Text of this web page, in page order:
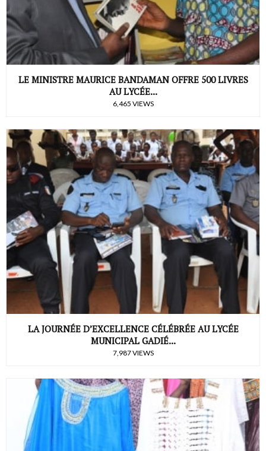
LE MINISTRE MAURICE BANDAMAN OFFRE 500 LIVRES
AU LYCÉE...
6,465 VIEWS
LA JOURNÉE D’EXCELLENCE CÉLÉBRÉE AU LYCÉE
MUNICIPAL GADIÉ...
7,987 VIEWS